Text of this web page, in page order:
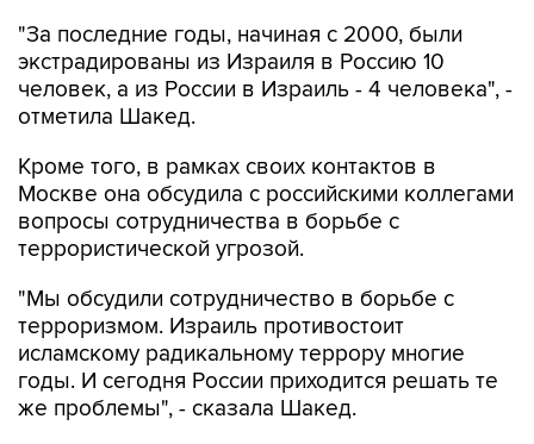
"За последние годы, начиная с 2000, были
экстрадированы из Израиля в Россию 10
человек, а из России в Израиль - 4 человека", -
отметила Шакед.
Кроме того, в рамках своих контактов в
Москве она обсудила с российскими коллегами
вопросы сотрудничества в борьбе с
террористической угрозой.
"Мы обсудили сотрудничество в борьбе с
терроризмом. Израиль противостоит
исламскому радикальному террору многие
годы. И сегодня России приходится решать те
же проблемы", - сказала Шакед.